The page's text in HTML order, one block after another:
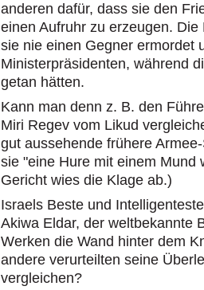
anderen dafür, dass sie den
einen Aufruhr zu erzeugen.
sie nie einen Gegner ermordet
Ministerpräsidenten, während
getan hätten.
Kann man denn z. B. den
Miri Regev vom Likud
gut aussehende frühere
sie "eine Hure mit einem Mund
Gericht wies die Klage ab.)
Israels Beste und
Akiwa Eldar, der weltbekannte
Werken die Wand hinter dem
andere verurteilten seine
vergleichen?